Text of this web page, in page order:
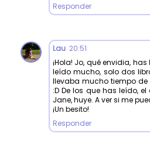
Responder
Lau 20:51
¡Hola! Jo, qué envidia,
leído mucho, solo dos
llevaba mucho tiempo
:D De los que has leído,
Jane, huye. A ver si me
¡Un besito!
Responder